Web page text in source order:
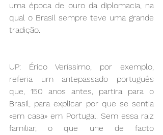
uma época de ouro da diplomacia, na
qual o Brasil sempre teve uma grande
tradição.
UP: Érico Veríssimo, por exemplo,
referia um antepassado português
que, 150 anos antes, partira para o
Brasil, para explicar por que se sentia
«em casa» em Portugal. Sem essa raiz
familiar, o que une de facto